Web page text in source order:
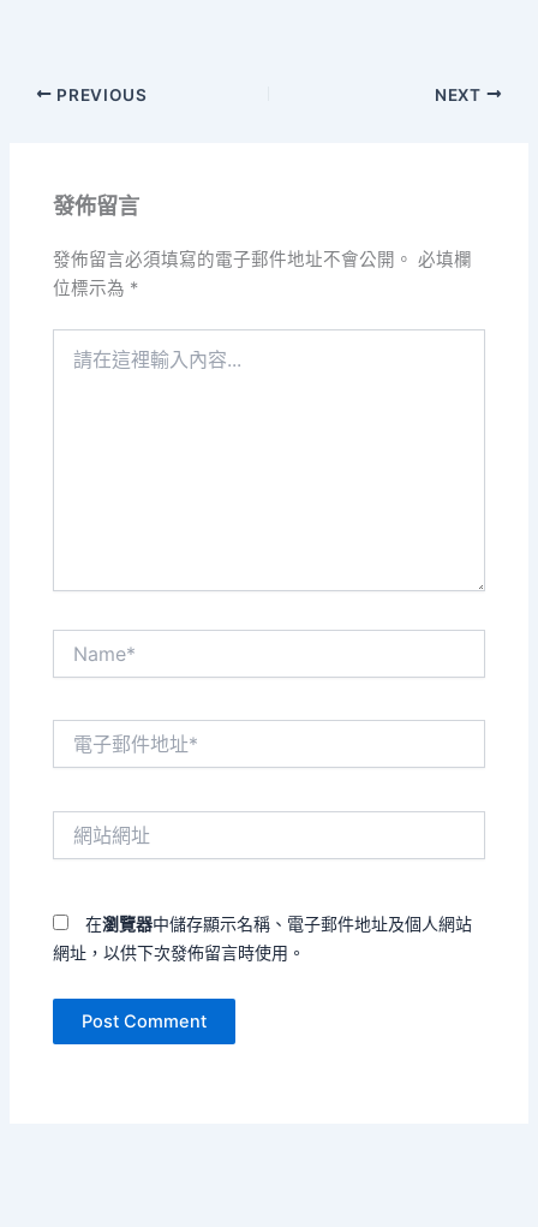
PREVIOUS NEXT
發佈留言
發佈留言必須填寫的電子郵件地址不會公開。 必填欄
位標示為 *
在瀏覽器中儲存顯示名稱、電子郵件地址及個人網站
網址，以供下次發佈留言時使用。